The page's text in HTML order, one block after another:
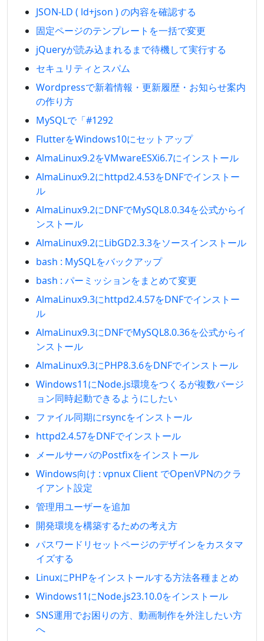
JSON-LD ( ld+json ) の内容を確認する
固定ページのテンプレートを一括で変更
jQueryが読み込まれるまで待機して実行する
セキュリティとスパム
Wordpressで新着情報・更新履歴・お知らせ案内
の作り方
MySQLで「#1292
FlutterをWindows10にセットアップ
AlmaLinux9.2をVMwareESXi6.7にインストール
AlmaLinux9.2にhttpd2.4.53をDNFでインストー
ル
AlmaLinux9.2にDNFでMySQL8.0.34を公式からイ
ンストール
AlmaLinux9.2にLibGD2.3.3をソースインストール
bash : MySQLをバックアップ
bash : パーミッションをまとめて変更
AlmaLinux9.3にhttpd2.4.57をDNFでインストー
ル
AlmaLinux9.3にDNFでMySQL8.0.36を公式からイ
ンストール
AlmaLinux9.3にPHP8.3.6をDNFでインストール
Windows11にNode.js環境をつくるが複数バージ
ョン同時起動できるようにしたい
ファイル同期にrsyncをインストール
httpd2.4.57をDNFでインストール
メールサーバのPostfixをインストール
Windows向け : vpnux Client でOpenVPNのクラ
イアント設定
管理用ユーザーを追加
開発環境を構築するための考え方
パスワードリセットページのデザインをカスタマ
イズする
LinuxにPHPをインストールする方法各種まとめ
Windows11にNode.js23.10.0をインストール
SNS運用でお困りの方、動画制作を外注したい方
へ